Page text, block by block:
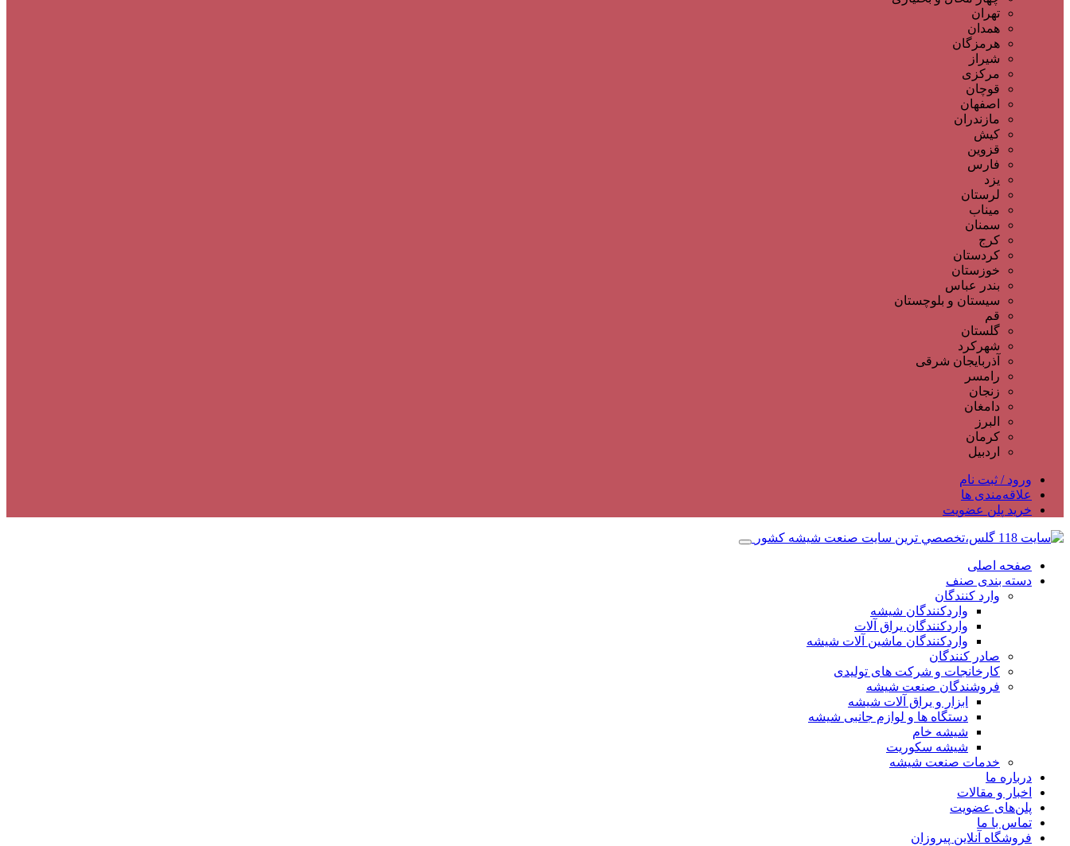
تهران
همدان
هرمزگان
شیراز
مرکزی
قوچان
اصفهان
مازندران
کیش
قزوین
فارس
یزد
لرستان
میناب
سمنان
کرج
کردستان
خوزستان
بندر عباس
سیستان و بلوچستان
قم
گلستان
شهرکرد
آذربایجان شرقی
رامسر
زنجان
دامغان
البرز
کرمان
اردبیل
ورود / ثبت نام
علاقه‌مندی ها
خرید پلن عضویت
صفحه اصلی
دسته بندی صنف
وارد کنندگان
واردکنندگان شیشه
واردکنندگان یراق آلات
واردکنندگان ماشین آلات شیشه
صادر کنندگان
کارخانجات و شرکت های تولیدی
فروشندگان صنعت شیشه
ابزار و یراق آلات شیشه
دستگاه ها و لوازم جانبی شیشه
شیشه خام
شیشه سکوریت
خدمات صنعت شیشه
درباره ما
اخبار و مقالات
پلن‌های عضویت
تماس با ما
فروشگاه آنلاین پیروزان